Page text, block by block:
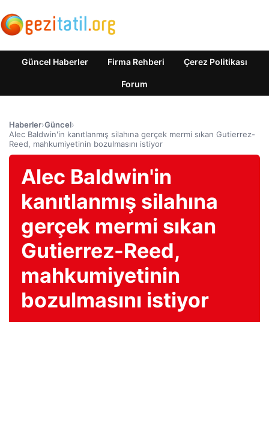
Güncel Haberler Firma Rehberi Çerez Politikası
Forum
Haberler›Güncel›
Alec Baldwin'in kanıtlanmış silahına gerçek mermi sıkan Gutierrez-
Reed, mahkumiyetinin bozulmasını istiyor
Alec Baldwin'in
kanıtlanmış silahına
gerçek mermi sıkan
Gutierrez-Reed,
mahkumiyetinin
bozulmasını istiyor